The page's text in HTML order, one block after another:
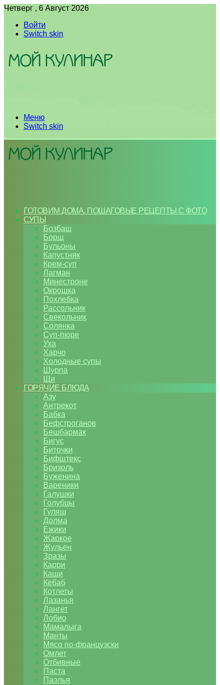
Четверг , 6 Август 2026
Войти
Switch skin
Меню
Switch skin
ГОТОВИМ ДОМА. ПОШАГОВЫЕ РЕЦЕПТЫ С ФОТО
СУПЫ
Бозбаш
Борщ
Бульоны
Капустняк
Крем-суп
Лагман
Минестроне
Окрошка
Похлебка
Рассольник
Свекольник
Солянка
Суп-пюре
Уха
Харчо
Холодные супы
Шурпа
Щи
ГОРЯЧИЕ БЛЮДА
Азу
Антрекот
Бабка
Бефстроганов
Бешбармак
Бигус
Биточки
Бифштекс
Бризоль
Буженина
Вареники
Галушки
Голубцы
Гуляш
Долма
Ежики
Жаркое
Жульен
Зразы
Карри
Каши
Кебаб
Котлеты
Лазанья
Лангет
Лобио
Мамалыга
Манты
Мясо по-французски
Омлет
Отбивные
Паста
Паэлья